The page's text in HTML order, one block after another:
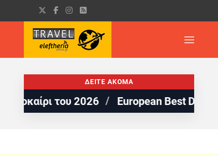
ΔΕΙΤΕ ΑΚΟΜΑ
του 2026 European Best Destinations: